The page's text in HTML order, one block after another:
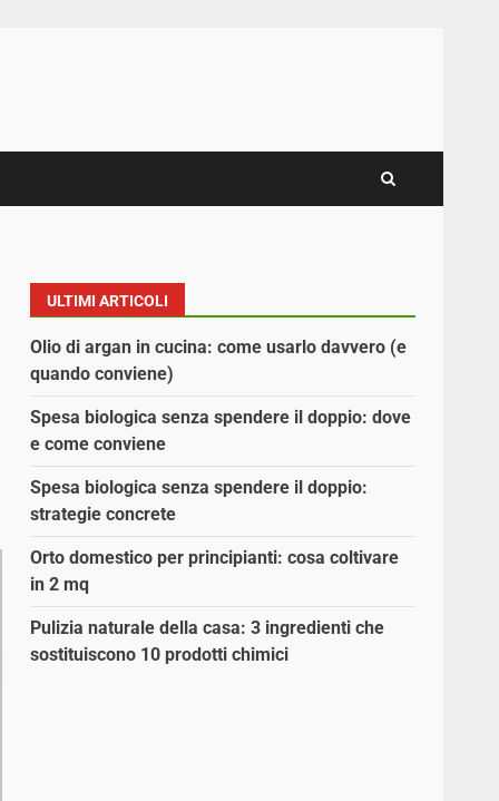
ULTIMI ARTICOLI
Olio di argan in cucina: come usarlo davvero (e
quando conviene)
Spesa biologica senza spendere il doppio: dove
e come conviene
Spesa biologica senza spendere il doppio:
strategie concrete
Orto domestico per principianti: cosa coltivare
in 2 mq
Pulizia naturale della casa: 3 ingredienti che
sostituiscono 10 prodotti chimici